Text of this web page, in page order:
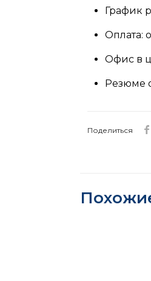
График
Оплата:
Офис в
Резюме
Поделиться